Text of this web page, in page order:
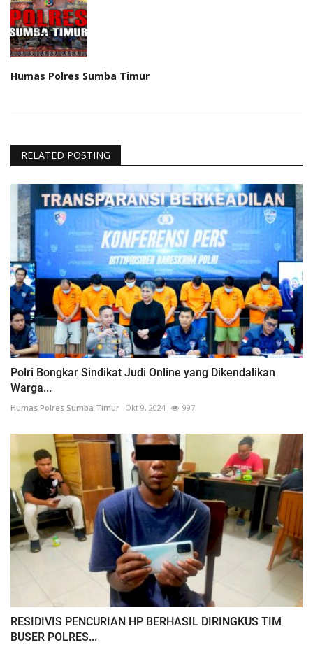
Humas Polres Sumba Timur
RELATED POSTING
Polri Bongkar Sindikat Judi Online yang Dikendalikan
Warga...
Humas Polres Sumba Timur Okt 9, 2024 997
RESIDIVIS PENCURIAN HP BERHASIL DIRINGKUS TIM
BUSER POLRES...